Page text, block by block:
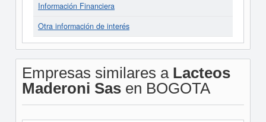
Información Financiera
Otra información de interés
Empresas similares a Lacteos
Maderoni Sasen BOGOTA